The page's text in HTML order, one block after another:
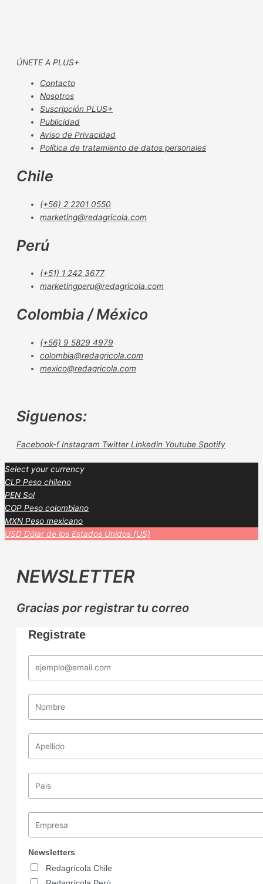
ÚNETE A PLUS+
Contacto
Nosotros
Suscripción PLUS+
Publicidad
Aviso de Privacidad
Política de tratamiento de datos personales
Chile
(+56) 2 2201 0550
marketing@redagricola.com
Perú
(+51) 1 242 3677
marketingperu@redagricola.com
Colombia / México
(+56) 9 5829 4979
colombia@redagricola.com
mexico@redagricola.com
Siguenos:
Facebook-f Instagram Twitter Linkedin Youtube Spotify
Select your currency
CLP Peso chileno
PEN Sol
COP Peso colombiano
MXN Peso mexicano
USD Dólar de los Estados Unidos (US)
NEWSLETTER
Gracias por registrar tu correo
Registrate
Newsletters
Redagrícola Chile